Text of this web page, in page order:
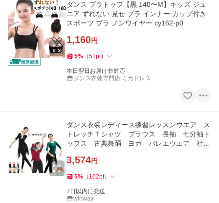
ダンス ブラトップ【黒 140〜M】キッズ ジュ
ニア ずれない 見せ ブラ インナー カップ付き
スポーツ ブラ ノンワイヤー cy162-p0
1,160円
5% （51pt）
本日翌日お届け非対応
ダンス衣装専門店 ミカドレス
ダンス衣装レディース練習レッスンウエア ス
トレッチＴシャツ ブラウス 長袖 七分袖ト
ップス 古典舞踊 ヨガ バレエウエア 社交
3,574円
5% （ 162pt）
7日以内に発送
winway